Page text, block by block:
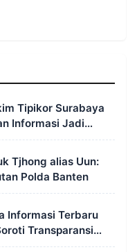
Tipikor Surabaya
Informasi Jadi
Tjhong alias Uun:
Polda Banten
Informasi Terbaru
Transparansi